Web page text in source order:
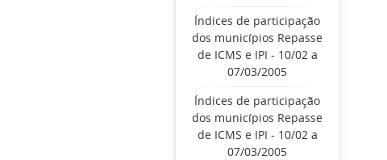
Índices de participação
dos municípios Repasse
de ICMS e IPI - 10/02 a
07/03/2005
Índices de participação
dos municípios Repasse
de ICMS e IPI - 10/02 a
07/03/2005